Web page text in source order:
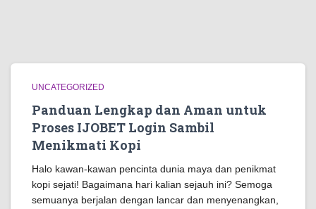
UNCATEGORIZED
Panduan Lengkap dan Aman untuk
Proses IJOBET Login Sambil
Menikmati Kopi
Halo kawan-kawan pencinta dunia maya dan penikmat
kopi sejati! Bagaimana hari kalian sejauh ini? Semoga
semuanya berjalan dengan lancar dan menyenangkan,